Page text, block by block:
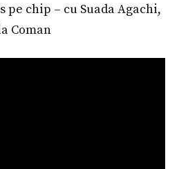
chip – cu Suada Agachi,
Coman